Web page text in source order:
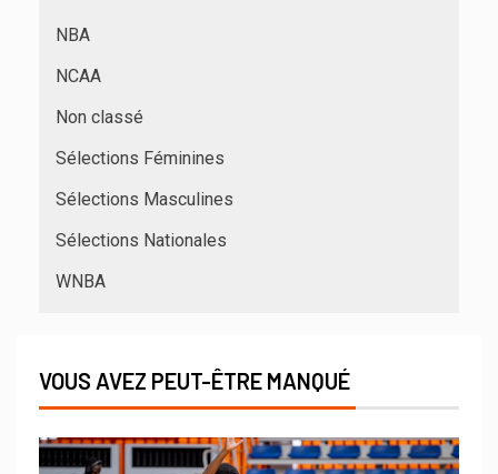
NBA
NCAA
Non classé
Sélections Féminines
Sélections Masculines
Sélections Nationales
WNBA
VOUS AVEZ PEUT-ÊTRE MANQUÉ